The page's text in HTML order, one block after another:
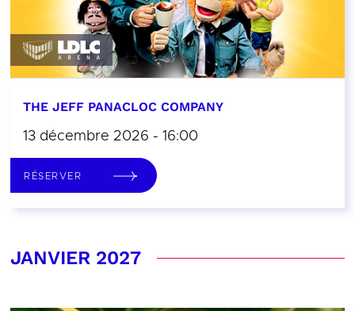
THE JEFF PANACLOC COMPANY
13 décembre 2026 - 16:00
RÉSERVER
JANVIER 2027